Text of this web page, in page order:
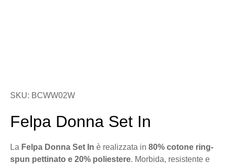
SKU: BCWW02W
Felpa Donna Set In
La Felpa Donna Set In è realizzata in 80% cotone ring-
spun pettinato e 20% poliestere. Morbida, resistente e